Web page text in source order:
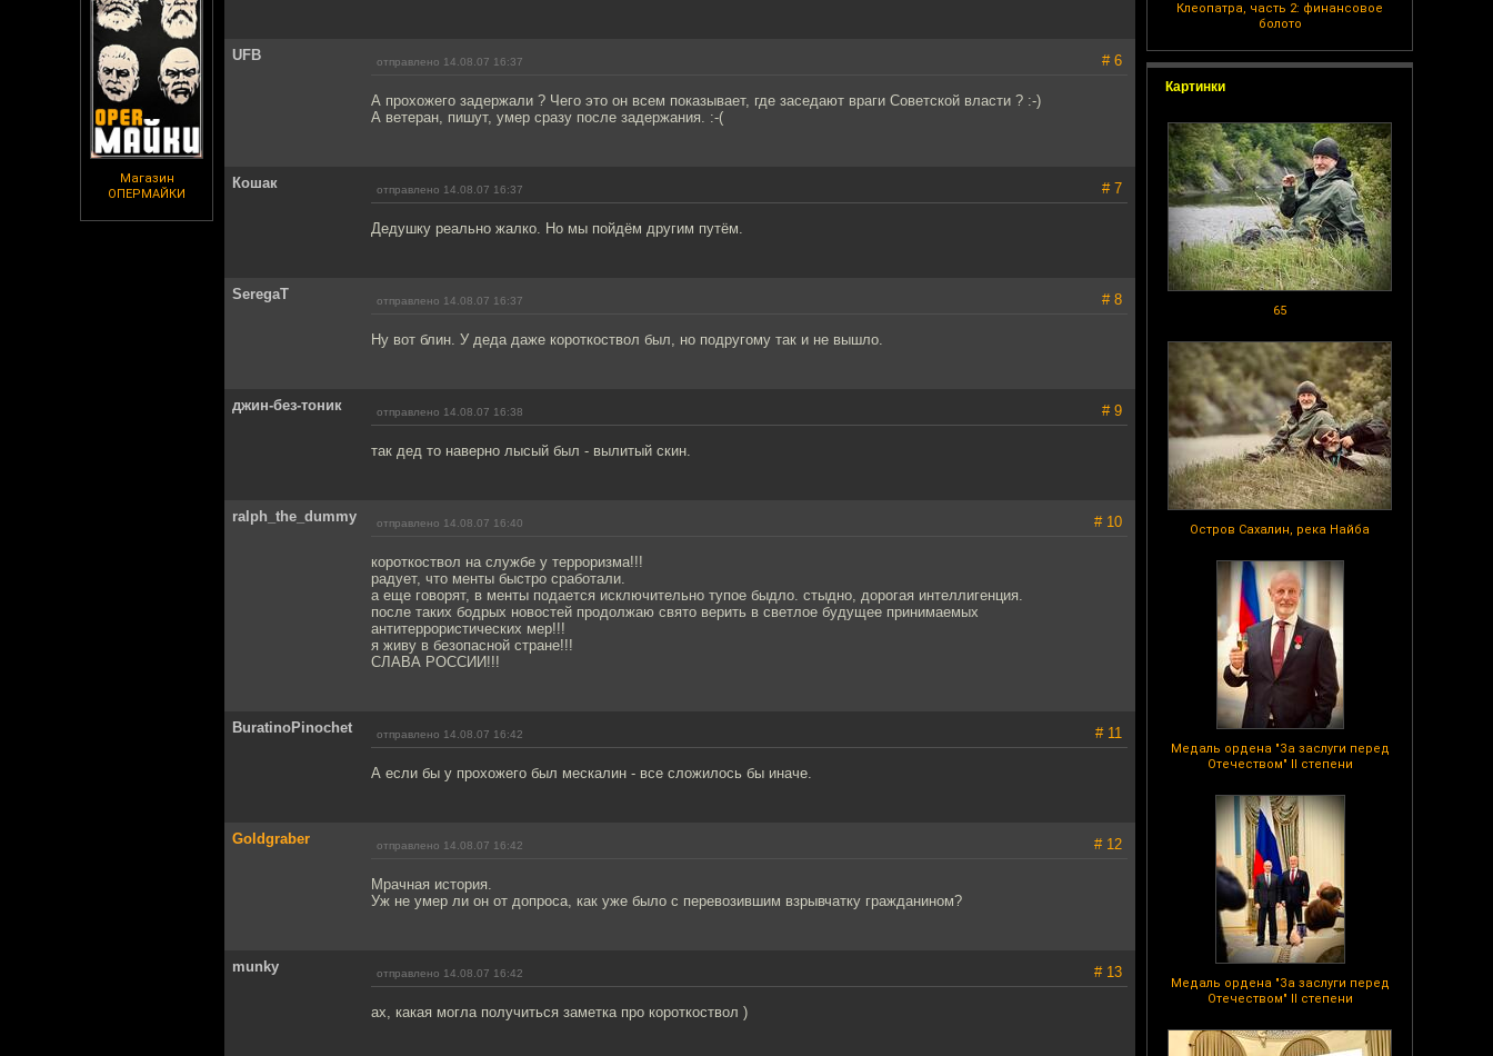
Магазин
ОПЕРМАЙКИ
Клеопатра, часть 2: финансовое
болото
Картинки
65
Остров Сахалин, река Найба
Медаль ордена "За заслуги перед
Отечеством" II степени
Медаль ордена "За заслуги перед
Отечеством" II степени
UFB отправлено 14.08.07 16:37 # 6
А прохожего задержали ? Чего это он всем показывает, где заседают враги Советской власти ? :-)
А ветеран, пишут, умер сразу после задержания. :-(
Кошак отправлено 14.08.07 16:37 # 7
Дедушку реально жалко. Но мы пойдём другим путём.
SeregaT отправлено 14.08.07 16:37 # 8
Ну вот блин. У деда даже короткоствол был, но подругому так и не вышло.
джин-без-тоник отправлено 14.08.07 16:38 # 9
так дед то наверно лысый был - вылитый скин.
ralph_the_dummy отправлено 14.08.07 16:40 # 10
короткоствол на службе у терроризма!!!
радует, что менты быстро сработали.
а еще говорят, в менты подается исключительно тупое быдло. стыдно, дорогая интеллигенция.
после таких бодрых новостей продолжаю свято верить в светлое будущее принимаемых
антитеррористических мер!!!
я живу в безопасной стране!!!
СЛАВА РОССИИ!!!
BuratinoPinochet отправлено 14.08.07 16:42 # 11
А если бы у прохожего был мескалин - все сложилось бы иначе.
Goldgraber отправлено 14.08.07 16:42 # 12
Мрачная история.
Уж не умер ли он от допроса, как уже было с перевозившим взрывчатку гражданином?
munky отправлено 14.08.07 16:42 # 13
ах, какая могла получиться заметка про короткоствол )